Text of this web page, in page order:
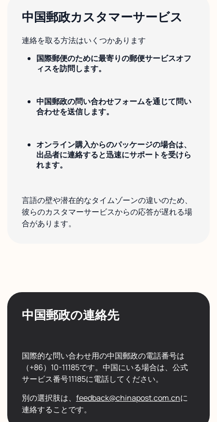
中国郵政カスタマーサービス
連絡を取る方法はいくつかあります
国際郵便のために最寄りの郵便サービスオフ
ィスを訪問します。
中国郵政の問い合わせフォームを通じて問い
合わせを送信します。
オンライン購入からのパッケージの場合は、
出品者に連絡すると迅速にサポートを受けら
れます。
言語の壁や潜在的なタイムゾーンの違いのため、
彼らのカスタマーサービスからの応答が遅れる場
合があります。
中国郵政の連絡先
国際的な問い合わせ用の中国郵政の電話番号は
（+86）10-11185です。中国にいる場合は、公式
サービス番号11185に電話してください。
別の選択肢は、 feedback@chinapost.com.cnに
連絡することです。